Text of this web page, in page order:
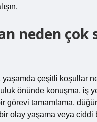
neden çok
yaşamda çeşitli koşullar
önünde konuşma, iş
görevi tamamlama,
olay yaşama veya ciddi